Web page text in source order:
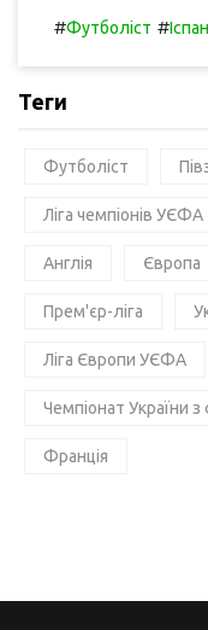
#Футболіст #
Теги
Футболіст
Ліга чемпіонів УЄФА
Англія Європа
Прем'єр-ліга
Ліга Європи УЄФА
Чемпіонат України
Франція